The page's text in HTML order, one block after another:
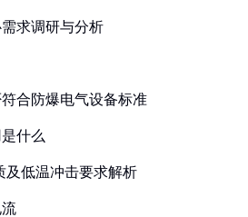
求调研与分析
合防爆电气设备标准
什么
及低温冲击要求解析